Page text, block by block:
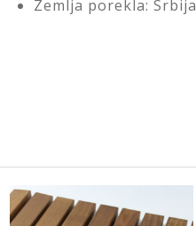
Zemlja porekla: Srbija